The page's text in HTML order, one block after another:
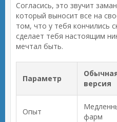
Согласись, это звучит
который выносит все на
том, что у тебя кончились
сделает тебя настоящим
мечтал быть.
Параметр
версия
Опыт
фарм